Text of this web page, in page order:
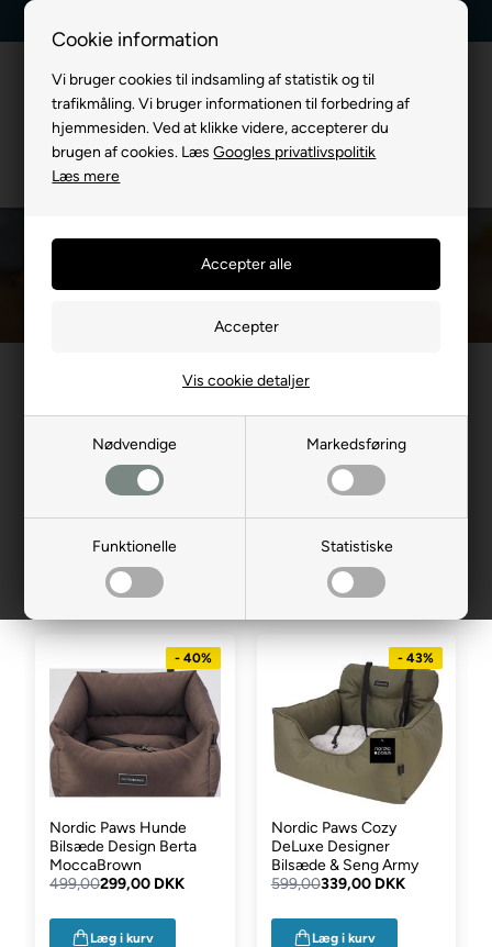
Cookie information
Vi bruger cookies til indsamling af statistik og til
trafikmåling. Vi bruger informationen til forbedring af
hjemmesiden. Ved at klikke videre, accepterer du
brugen af cookies. LæsGoogles privatlivspolitik
Læs mere
Nødvendige Markedsføring
Funktionelle Statistiske
Vis cookie detaljer
Hunde autostol
Du er her:TIL HUND/Hundetransport/Hundetransport til bil/Hunde
Sikker og komfortabel hunde autostol til bilen, der holder din
slidstærkt materiale og polstret for ekstra komfort. Perfekt til
små og mellemstore hunde!
Mest populære i Hunde
- 40%
Nordic Paws Hunde
Bilsæde Design Berta
MoccaBrown
499,00299,00 DKK
Læg i kurv
- 43%
Nordic Paws Cozy
DeLuxe Designer
Bilsæde & Seng Army
599,00339,00 DKK
Læg i kurv